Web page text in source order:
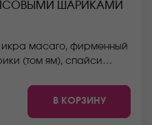
ШАРИКАМИ
икра масаго, фирменный
(том ям), спайси
входят в стоимость
отличаться от
В КОРЗИНУ